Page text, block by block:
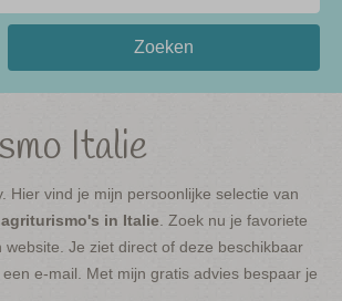
Zoeken
Italie
Hier vind je mijn persoonlijke selectie van
agriturismo's in Italie . Zoek nu je favoriete
website. Je ziet direct of deze beschikbaar
e-mail. Met mijn gratis advies bespaar je